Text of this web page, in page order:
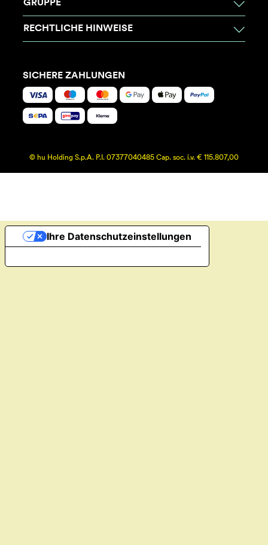
GRUPPE
RECHTLICHE HINWEISE
SICHERE ZAHLUNGEN
© hu Holding S.p.A. P.I. 07377040485 Cap. soc. i.v. € 115.807,00
Ihre Datenschutzeinstellungen